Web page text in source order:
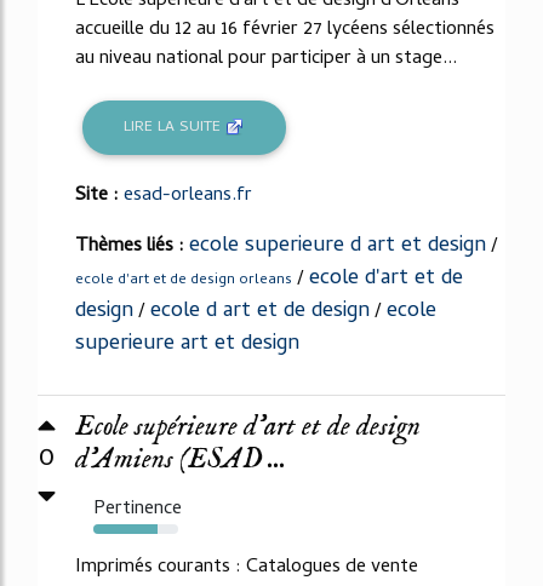
accueille du 12 au 16 février 27 lycéens sélectionnés
au niveau national pour participer à un stage...
LIRE LA SUITE
Site :esad-orleans.fr
Thèmes liés :ecole superieure d art et design/
ecole d'art et de design orleans /ecole d'art et de
design/ecole d art et de design/ecole
superieure art et design
0
Ecole supérieure d'art et de design
d'Amiens (ESAD ...
Pertinence
75%
Imprimés courants : Catalogues de vente